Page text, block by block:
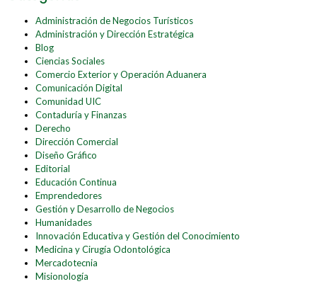
Administración de Negocios Turísticos
Administración y Dirección Estratégica
Blog
Ciencias Sociales
Comercio Exterior y Operación Aduanera
Comunicación Digital
Comunidad UIC
Contaduría y Finanzas
Derecho
Dirección Comercial
Diseño Gráfico
Editorial
Educación Continua
Emprendedores
Gestión y Desarrollo de Negocios
Humanidades
Innovación Educativa y Gestión del Conocimiento
Medicina y Cirugía Odontológica
Mercadotecnia
Misionología